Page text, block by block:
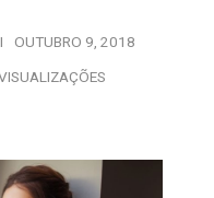
OUTUBRO 9, 2018